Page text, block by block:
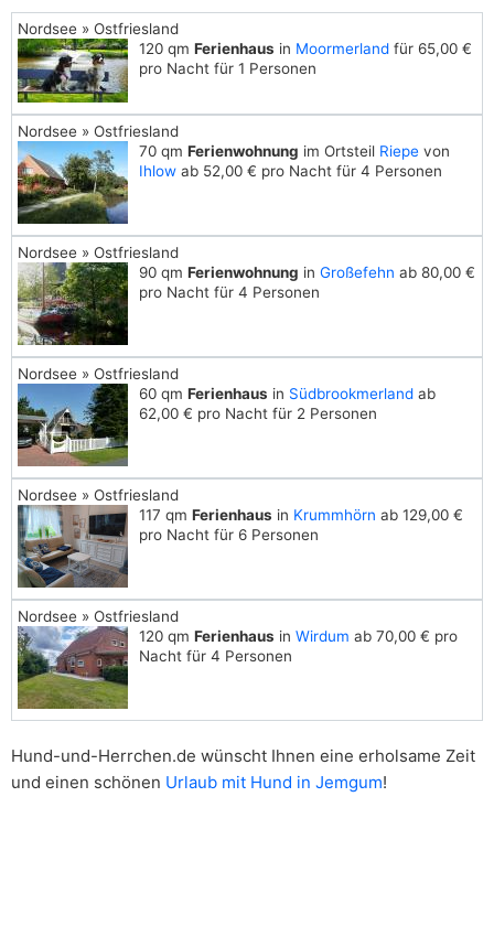
Nordsee » Ostfriesland
120 qm Ferienhaus in Moormerland für 65,00 €
pro Nacht für 1 Personen
Nordsee » Ostfriesland
70 qm Ferienwohnung im Ortsteil Riepe von
Ihlow ab 52,00 € pro Nacht für 4 Personen
Nordsee » Ostfriesland
90 qm Ferienwohnung in Großefehn ab 80,00 €
pro Nacht für 4 Personen
Nordsee » Ostfriesland
60 qm Ferienhaus in Südbrookmerland ab
62,00 € pro Nacht für 2 Personen
Nordsee » Ostfriesland
117 qm Ferienhaus in Krummhörn ab 129,00 €
pro Nacht für 6 Personen
Nordsee » Ostfriesland
120 qm Ferienhaus in Wirdum ab 70,00 € pro
Nacht für 4 Personen
Hund-und-Herrchen.de wünscht Ihnen eine erholsame Zeit
und einen schönen Urlaub mit Hund in Jemgum!